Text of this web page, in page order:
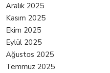
Aralık 2025
Kasım 2025
Ekim 2025
Eylül 2025
Ağustos 2025
Temmuz 2025